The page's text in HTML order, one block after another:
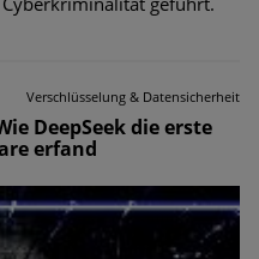
Verschlüsselung & Datensicherheit
DeepSeek die erste
erfand